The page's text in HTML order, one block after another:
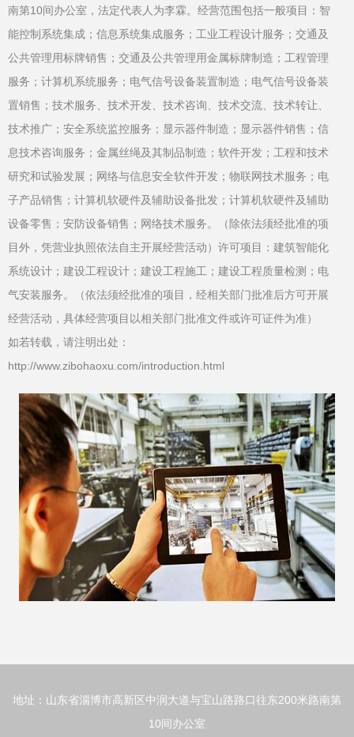
南第10间办公室，法定代表人为李霖。经营范围包括一般项目：智
能控制系统集成；信息系统集成服务；工业工程设计服务；交通及
公共管理用标牌销售；交通及公共管理用金属标牌制造；工程管理
服务；计算机系统服务；电气信号设备装置制造；电气信号设备装
置销售；技术服务、技术开发、技术咨询、技术交流、技术转让、
技术推广；安全系统监控服务；显示器件制造；显示器件销售；信
息技术咨询服务；金属丝绳及其制品制造；软件开发；工程和技术
研究和试验发展；网络与信息安全软件开发；物联网技术服务；电
子产品销售；计算机软硬件及辅助设备批发；计算机软硬件及辅助
设备零售；安防设备销售；网络技术服务。（除依法须经批准的项
目外，凭营业执照依法自主开展经营活动）许可项目：建筑智能化
系统设计；建设工程设计；建设工程施工；建设工程质量检测；电
气安装服务。（依法须经批准的项目，经相关部门批准后方可开展
经营活动，具体经营项目以相关部门批准文件或许可证件为准）
如若转载，请注明出处：
http://www.zibohaoxu.com/introduction.html
地址：山东省淄博市高新区中润大道与宝山路路口往东200米路南第
10间办公室